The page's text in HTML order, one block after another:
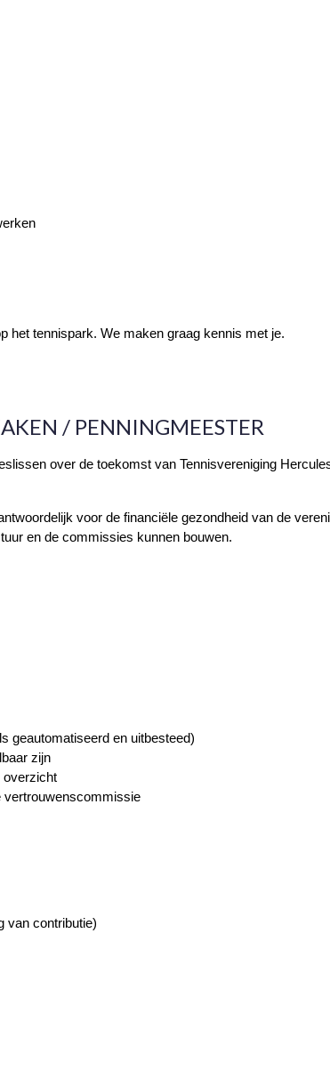
het tennispark. We maken graag kennis met je.
/ PENNINGMEESTER
over de toekomst van Tennisvereniging
voor de financiële gezondheid van de
en de commissies kunnen bouwen.
geautomatiseerd en uitbesteed)
zijn
overzicht
vertrouwenscommissie
van contributie)